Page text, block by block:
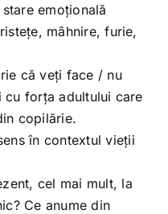
emoțională
mâhnire, furie,
că veți face / nu
cu forța adultului care
copilărie.
în contextul vieții
cel mai mult, la
Ce anume din